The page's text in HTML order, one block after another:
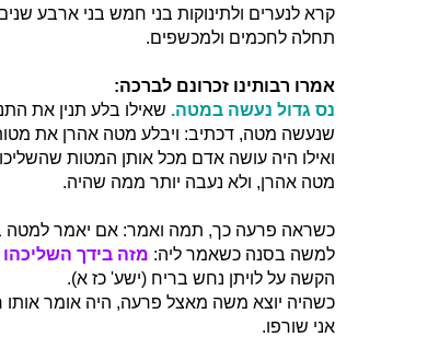
קרא לנערים ולתינוקות בני חמש בני ארבע
תחלה לחכמים ולמכשפים.
אמרו רבותינו זכרונם לברכה:
נס גדול נעשה במטה. שאילו בלע תנין את
שנעשה מטה, דכתיב: ויבלע מטה אהרן את
ואילו היה עושה אדם מכל אותן המטות שהשליכו
מטה אהרן, ולא נעבה יותר ממה שהיה.
כשראה פרעה כך, תמה ואמר: אם יאמר למטה
למשה בסנה כשאמר ליה: מזה בידך
הקשה על לויתן נחש בריח (ישע' כז א).
כשהיה יוצא משה מאצל פרעה, היה אומר אותו
אני שורפו.